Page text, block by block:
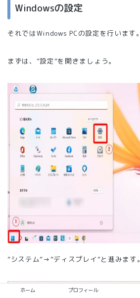
Windowsの設定
それではWindows PCの設定を行います。
まずは、”設定”を開きましょう。
”システム”→”ディスプレイ”と進みます。
ホーム プロフィール